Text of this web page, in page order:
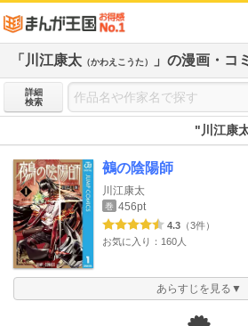
「川江康太 （かわえこうた） 」の漫画・コ
詳細
検索
"川江康
鵺の陰陽師
川江康太
巻 456pt
4.3 （3件）
お気に入り：160人
あらすじを見る▼